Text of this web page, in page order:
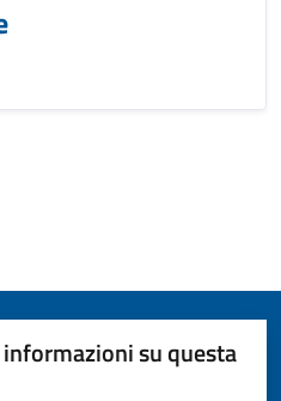
su questa